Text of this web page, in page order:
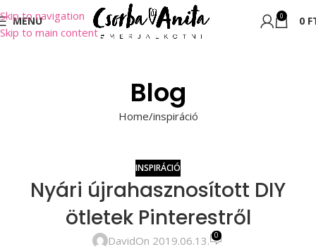
Skip to navigation
Skip to main content
MENU 0 0
Blog
Home inspiráció
INSPIRÁCIÓ
Nyári újrahasznosított DIY
ötletek Pinterestről
DavidOn 2019.06.13. 0